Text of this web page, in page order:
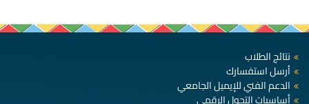
نتائج الطلاب
أرسل استفسارك
الدعم الفني للإيميل الجامعي
أساسيات التحول الرقمي